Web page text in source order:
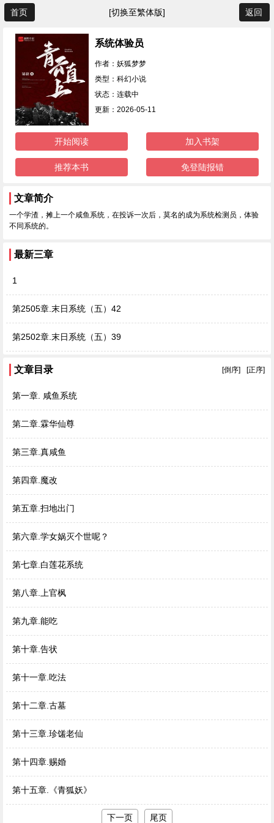
首页 [切换至繁体版] 返回
系统体验员
作者：妖狐梦梦
类型：科幻小说
状态：连载中
更新：2026-05-11
开始阅读 加入书架
推荐本书 免登陆报错
文章简介
一个学渣，摊上一个咸鱼系统，在投诉一次后，莫名的成为系统检测员，体验
不同系统的。
最新三章
1
第2505章.末日系统（五）42
第2502章.末日系统（五）39
文章目录 [正序]
[倒序]
第一章. 咸鱼系统
第二章.霖华仙尊
第三章.真咸鱼
第四章.魔改
第五章.扫地出门
第六章.学女娲灭个世呢？
第七章.白莲花系统
第八章.上官枫
第九章.能吃
第十章.告状
第十一章.吃法
第十二章.古墓
第十三章.珍馐老仙
第十四章.赐婚
第十五章.《青狐妖》
下一页 尾页